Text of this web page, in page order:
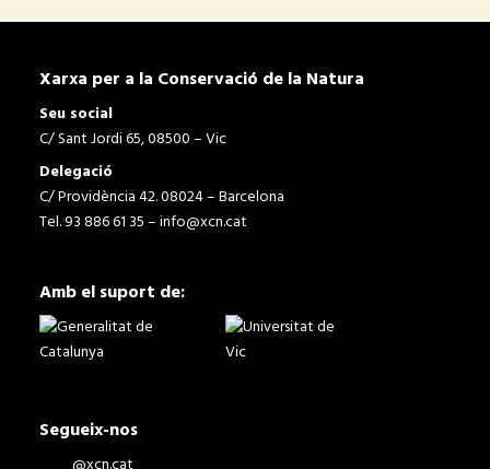
Xarxa per a la Conservació de la Natura
Seu social
C/ Sant Jordi 65, 08500 – Vic
Delegació
C/ Providència 42. 08024 – Barcelona
Tel. 93 886 61 35 –info@xcn.cat
Amb el suport de:
Segueix-nos